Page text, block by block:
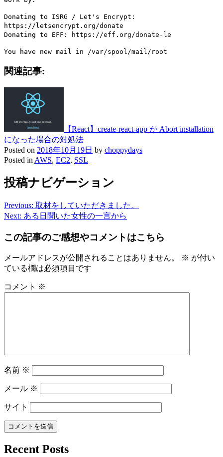
Donating to ISRG / Let's Encrypt:
https://letsencrypt.org/donate
Donating to EFF: https://eff.org/donate-le
You have new mail in /var/spool/mail/root
関連記事:
【React】create-react-app が Abort installation
になった場合の対処法
Posted on 2018年10月19日 by choppydays
Posted in AWS, EC2, SSL
投稿ナビゲーション
Previous: 取材をしていただきました。
Next: ある日聞いた女性の一言から
この記事のご感想やコメントはこちら
メールアドレスが公開されることはありません。 ※ が付い
ている欄は必須項目です
コメント ※
名前 ※
メール ※
サイト
Recent Posts